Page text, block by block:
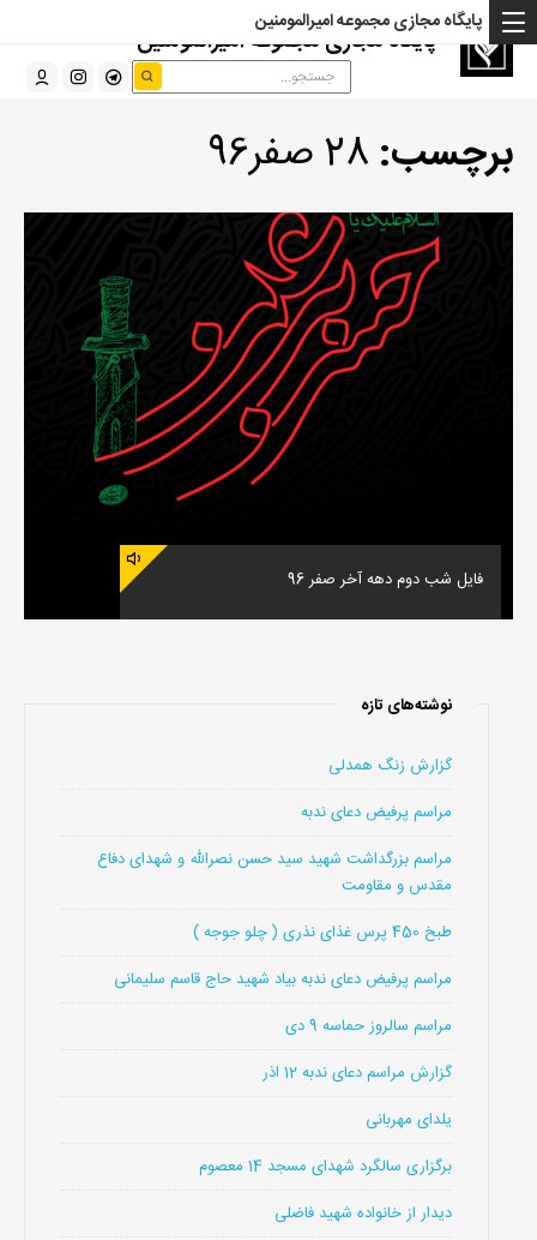
پایگاه مجازی مجموعه امیرالمومنین
پایگاه مجازی مجموعه امیرالمومنین
برچسب: 28 صفر96
فایل شب دوم دهه آخر صفر 96
نوشته‌های تازه
گزارش زنگ همدلی
مراسم پرفیض دعای ندبه
مراسم بزرگداشت شهید سید حسن نصرالله و شهدای دفاع
مقدس و مقاومت
طبخ 450 پرس غذای نذری ( چلو جوجه )
مراسم پرفیض دعای ندبه بیاد شهید حاج قاسم سلیمانی
مراسم سالروز حماسه 9 دی
گزارش مراسم دعای ندبه 12 اذر
یلدای مهربانی
برگزاری سالگرد شهدای مسجد 14 معصوم
دیدار از خانواده شهید فاضلی